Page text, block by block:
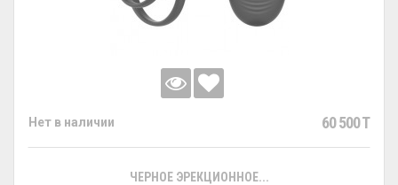
Нет в наличии 60 500 T
ЧЕРНОЕ ЭРЕКЦИОННОЕ...